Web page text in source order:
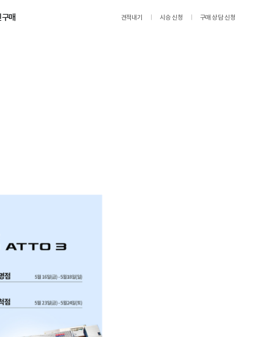
매 견적내기 시승 신청 구매 상담 신청